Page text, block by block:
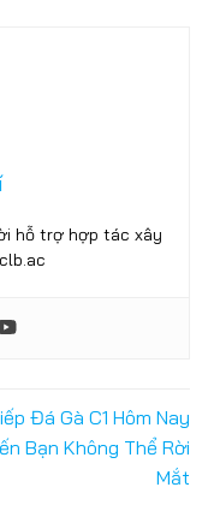
hỗ trợ hợp tác xây
Đá Gà C1 Hôm Nay
Bạn Không Thể Rời
Mắt
Mê Và Cơ Hội Thắng